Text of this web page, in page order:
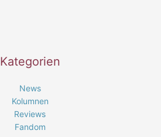
Kategorien
News
Kolumnen
Reviews
Fandom